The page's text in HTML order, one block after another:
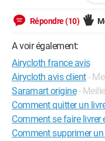
arnaquée !!
Répondre (10)
A voir également:
Airycloth france avis
Airycloth avis client-
Saramart origine -
Comment quitter un
Comment se faire
Comment supprimer